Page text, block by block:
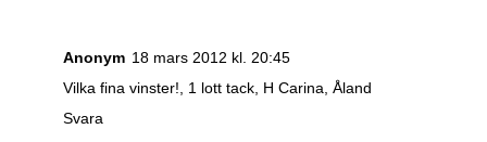
Anonym 18 mars 2012 kl. 20:45
Vilka fina vinster!, 1 lott tack, H Carina, Åland
Svara